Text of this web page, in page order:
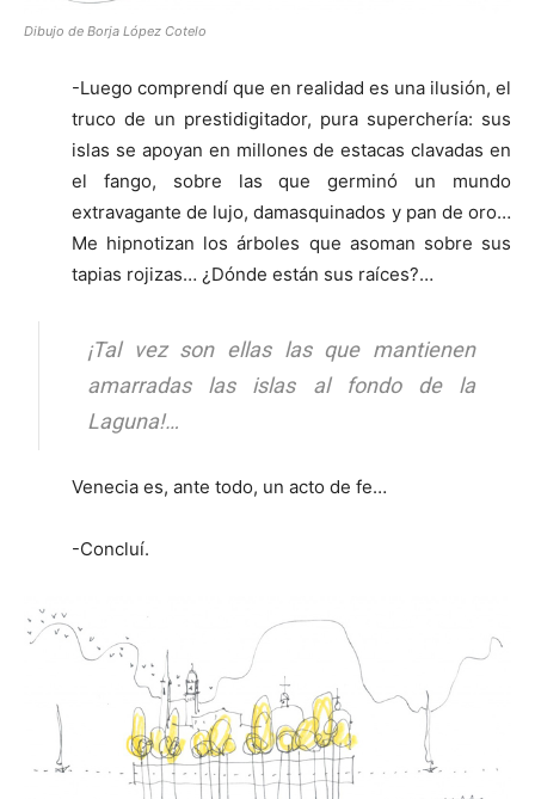
Dibujo de Borja López Cotelo
-Luego comprendí que en realidad es una ilusión, el
truco de un prestidigitador, pura superchería: sus
islas se apoyan en millones de estacas clavadas en
el fango, sobre las que germinó un mundo
extravagante de lujo, damasquinados y pan de oro…
Me hipnotizan los árboles que asoman sobre sus
tapias rojizas… ¿Dónde están sus raíces?…
¡Tal vez son ellas las que mantienen
amarradas las islas al fondo de la
Laguna!…
Venecia es, ante todo, un acto de fe…
-Concluí.